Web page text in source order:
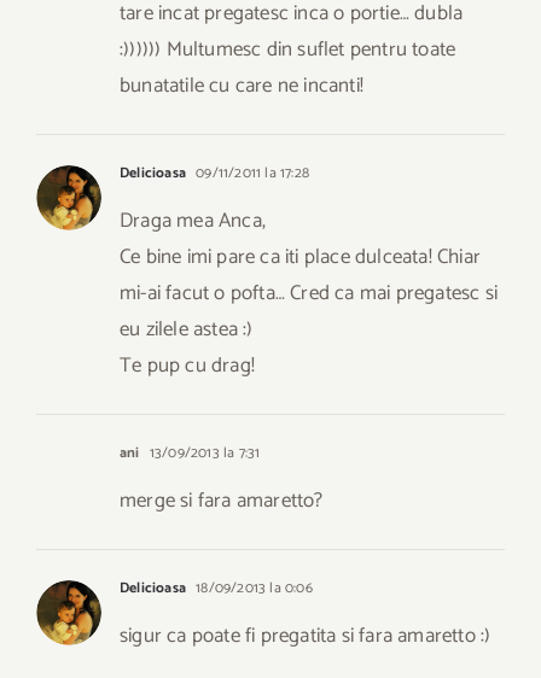
tare incat pregatesc inca o portie… dubla
:)))))) Multumesc din suflet pentru toate
bunatatile cu care ne incanti!
Delicioasa 09/11/2011 la 17:28
Draga mea Anca,
Ce bine imi pare ca iti place dulceata! Chiar
mi-ai facut o pofta… Cred ca mai pregatesc si
eu zilele astea :)
Te pup cu drag!
ani 13/09/2013 la 7:31
merge si fara amaretto?
Delicioasa 18/09/2013 la 0:06
sigur ca poate fi pregatita si fara amaretto :)